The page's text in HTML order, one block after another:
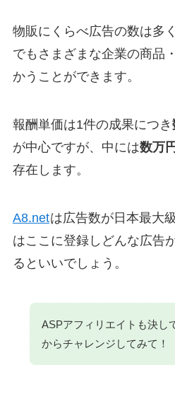
物販にくらべ広告の数は多
でもさまざまな企業の商品
かうことができます。
報酬単価は1件の成果につき
が中心ですが、中には数万
存在します。
A8.netは広告数が日本最大
はここに登録しどんな広告
るといいでしょう。
ASPアフィリエイトも決し
からチャレンジしてみて！